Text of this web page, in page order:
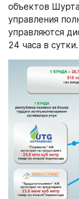
объектов
управления
управляются
24 часа в сутки.